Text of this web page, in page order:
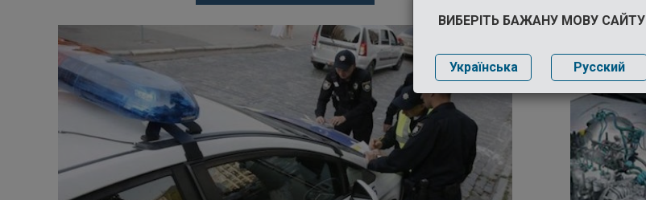
ВИБЕРІТЬ БАЖАНУ МОВУ САЙТУ
Українська Русский